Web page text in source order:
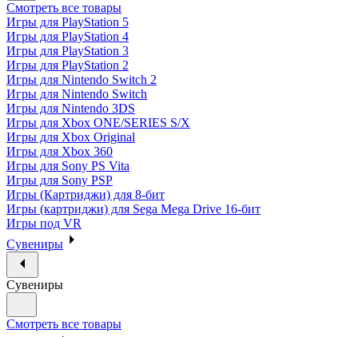
Смотреть все товары
Игры для PlayStation 5
Игры для PlayStation 4
Игры для PlayStation 3
Игры для PlayStation 2
Игры для Nintendo Switch 2
Игры для Nintendo Switch
Игры для Nintendo 3DS
Игры для Xbox ONE/SERIES S/X
Игры для Xbox Original
Игры для Xbox 360
Игры для Sony PS Vita
Игры для Sony PSP
Игры (Картриджи) для 8-бит
Игры (картриджи) для Sega Mega Drive 16-бит
Игры под VR
Сувениры
Сувениры
Смотреть все товары